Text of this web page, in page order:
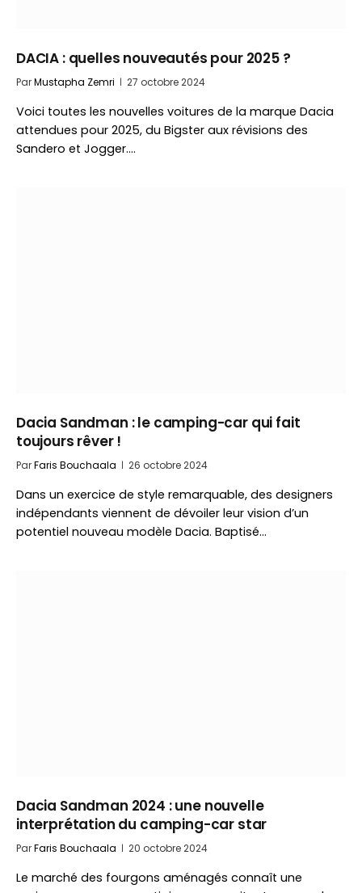
DACIA : quelles nouveautés pour 2025 ?
ParMustapha Zemri 27 octobre 2024
Voici toutes les nouvelles voitures de la marque Dacia
attendues pour 2025, du Bigster aux révisions des
Sandero et Jogger.…
Dacia Sandman : le camping-car qui fait
toujours rêver !
ParFaris Bouchaala 26 octobre 2024
Dans un exercice de style remarquable, des designers
indépendants viennent de dévoiler leur vision d’un
potentiel nouveau modèle Dacia. Baptisé…
Dacia Sandman 2024 : une nouvelle
interprétation du camping-car star
ParFaris Bouchaala 20 octobre 2024
Le marché des fourgons aménagés connaît une